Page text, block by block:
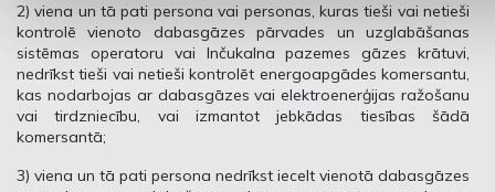
2) viena un tā pati persona vai personas, kuras tieši vai netieši
kontrolē vienoto dabasgāzes pārvades un uzglabāšanas
sistēmas operatoru vai Inčukalna pazemes gāzes krātuvi,
nedrīkst tieši vai netieši kontrolēt energoapgādes komersantu,
kas nodarbojas ar dabasgāzes vai elektroenerģijas ražošanu
vai tirdzniecību, vai izmantot jebkādas tiesības šādā
komersantā;
3) viena un tā pati persona nedrīkst iecelt vienotā dabasgāzes